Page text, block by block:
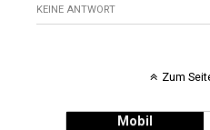
KEINE ANTWORT
Zum
Mobil